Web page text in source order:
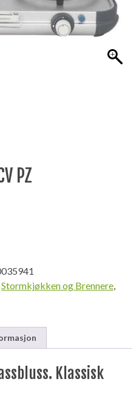
PZ
Stormkjøkken og Brennere,
Klassisk